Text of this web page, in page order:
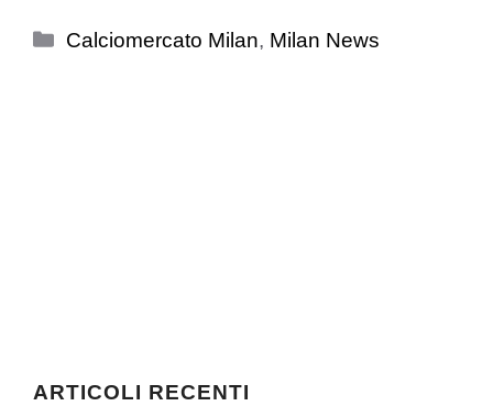
Categorie
Calciomercato Milan, Milan News
ARTICOLI RECENTI